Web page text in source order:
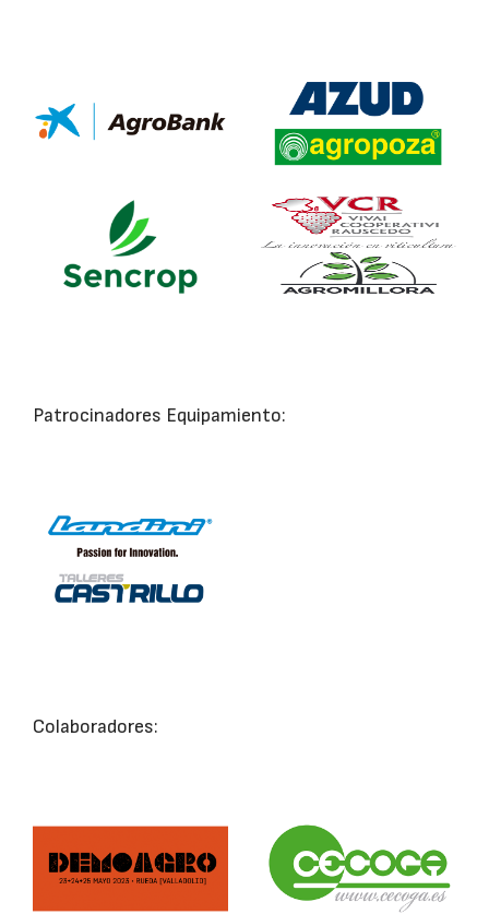
Patrocinadores Equipamiento:
Colaboradores: